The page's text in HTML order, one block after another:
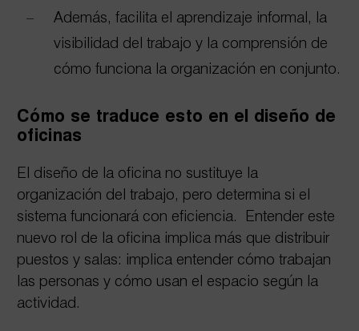
Además, facilita el aprendizaje informal, la
visibilidad del trabajo y la comprensión de
cómo funciona la organización en conjunto.
Cómo se traduce esto en el diseño de
oficinas
El diseño de la oficina no sustituye la
organización del trabajo, pero determina si el
sistema funcionará con eficiencia. Entender este
nuevo rol de la oficina implica más que distribuir
puestos y salas: implica entender cómo trabajan
las personas y cómo usan el espacio según la
actividad.